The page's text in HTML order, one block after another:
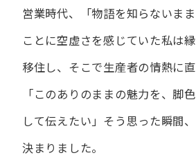
営業時代、​「物語を​知らないまま​
ことに​空虚さを​感じていた​私は
移住し、​そこで​生産者の​情熱に​直
「この​ありの​ままの​魅力を、​脚
して​伝えたい」 そう​思った​瞬間
決まりました。